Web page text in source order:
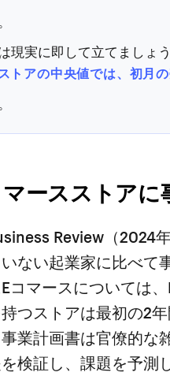
現実に即して立てましょう
トアの中央値では、初月
ースストアに
Review（2024
ない起業家に比べて
コマースについては
つストアは最初の2
業計画書は官僚的な
検証し、課題を予測